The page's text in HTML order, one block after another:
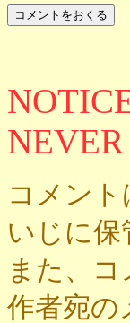
NEVER
コメン
いじに保
また、コ
作者宛の